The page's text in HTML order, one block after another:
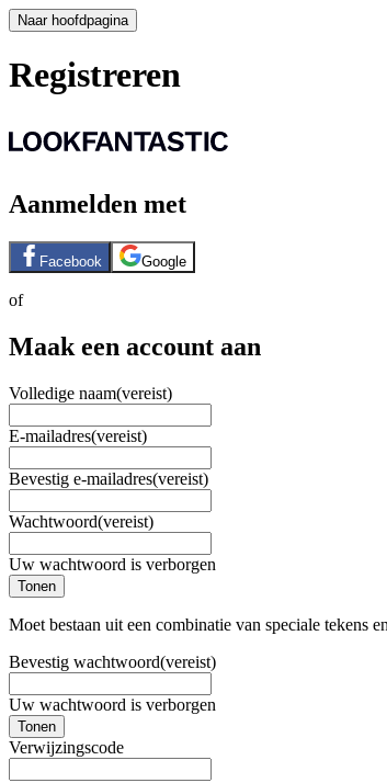
Naar hoofdpagina
Registreren
Aanmelden met
Facebook Google
of
Maak een account aan
Volledige naam(vereist)
E-mailadres(vereist)
Bevestig e-mailadres(vereist)
Wachtwoord(vereist)
Uw wachtwoord is verborgen
Tonen
Moet bestaan uit een combinatie van speciale tekens
Bevestig wachtwoord(vereist)
Uw wachtwoord is verborgen
Tonen
Verwijzingscode